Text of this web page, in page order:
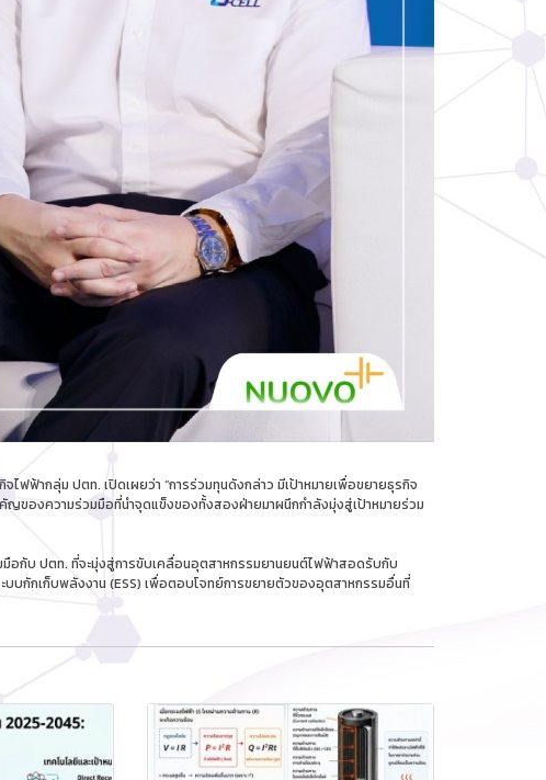
ฟฟ้ากลุ่ม ปตท. เปิดเผยว่า “การร่วมทุนดังกล่าว มีเป้าหมายเพื่อขยายธุรกิจ
ญของความร่วมมือที่นำจุดแข็งของทั้งสองฝ่ายมาผนึกกำลังมุ่งสู่เป้าหมายร่วม
มือกับ ปตท. ที่จะมุ่งสู่การขับเคลื่อนอุตสาหกรรมยานยนต์ไฟฟ้าสอดรับกับ
บกักเก็บพลังงาน (ESS) เพื่อตอบโจทย์การขยายตัวของอุตสาหกรรมอื่นที่